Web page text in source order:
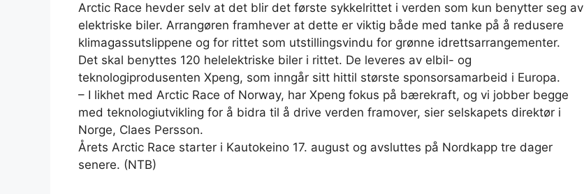
Arctic Race hevder selv at det blir det første sykkelrittet i verden som kun benytter seg av
elektriske biler. Arrangøren framhever at dette er viktig både med tanke på å redusere
klimagassutslippene og for rittet som utstillingsvindu for grønne idrettsarrangementer.
Det skal benyttes 120 helelektriske biler i rittet. De leveres av elbil- og
teknologiprodusenten Xpeng, som inngår sitt hittil største sponsorsamarbeid i Europa.
– I likhet med Arctic Race of Norway, har Xpeng fokus på bærekraft, og vi jobber begge
med teknologiutvikling for å bidra til å drive verden framover, sier selskapets direktør i
Norge, Claes Persson.
Årets Arctic Race starter i Kautokeino 17. august og avsluttes på Nordkapp tre dager
senere. (NTB)